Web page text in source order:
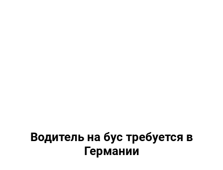
Водитель на бус требуется в
Германии